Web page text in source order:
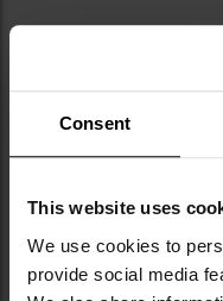
Consent
This website uses
We use cookies to
provide social media
Metalowe przelotki do
szybkie
pociągnięciem.